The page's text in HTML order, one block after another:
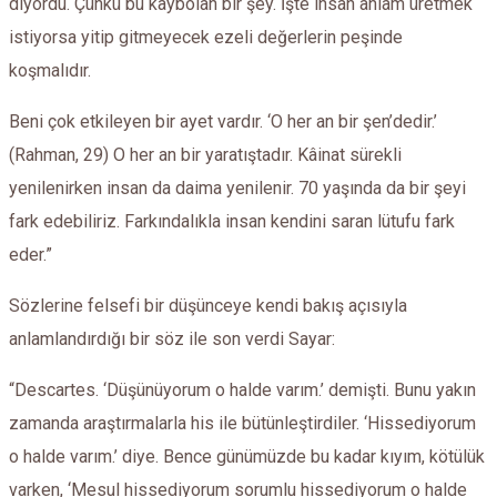
istiyorsa yitip gitmeyecek ezeli değerlerin peşinde
koşmalıdır.
Beni çok etkileyen bir ayet vardır. ‘O her an bir şen’dedir.’
(Rahman, 29) O her an bir yaratıştadır. Kâinat sürekli
yenilenirken insan da daima yenilenir. 70 yaşında da bir şeyi
fark edebiliriz. Farkındalıkla insan kendini saran lütufu fark
eder.”
Sözlerine felsefi bir düşünceye kendi bakış açısıyla
anlamlandırdığı bir söz ile son verdi Sayar:
“Descartes. ‘Düşünüyorum o halde varım.’ demişti. Bunu yakın
zamanda araştırmalarla his ile bütünleştirdiler. ‘Hissediyorum
o halde varım.’ diye. Bence günümüzde bu kadar kıyım, kötülük
varken, ‘Mesul hissediyorum sorumlu hissediyorum o halde